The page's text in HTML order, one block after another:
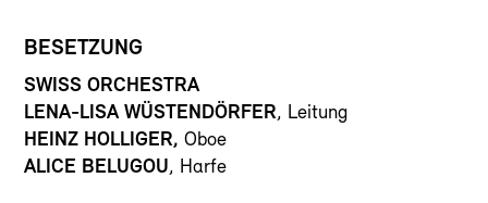
BESETZUNG
SWISS ORCHESTRA
LENA-LISA WÜSTENDÖRFER, Leitung
HEINZ HOLLIGER, Oboe
ALICE BELUGOU, Harfe